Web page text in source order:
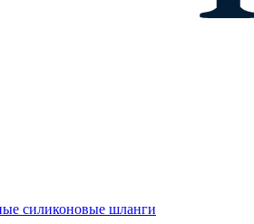
силиконовые шланги